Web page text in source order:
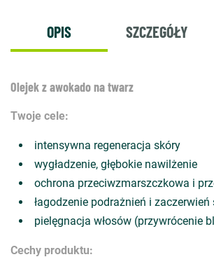
OPIS SZCZEGÓŁY
Olejek z awokado na twarz
Twoje cele:
intensywna regeneracja skóry
wygładzenie, głębokie nawilżenie
ochrona przeciwzmarszczkowa i
łagodzenie podrażnień i zaczerwień
pielęgnacja włosów (przywrócenie
Cechy produktu: